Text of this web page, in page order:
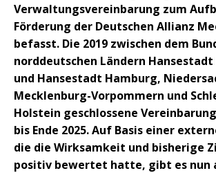
Verwaltungsvereinbarung zum
Förderung der Deutschen Allianz
befasst. Die 2019 zwischen dem
norddeutschen Ländern Hansestadt
und Hansestadt Hamburg,
Mecklenburg-Vorpommern und
Holstein geschlossene
bis Ende 2025. Auf Basis einer
die die Wirksamkeit und bisherige
positiv bewertet hatte, gibt es nun